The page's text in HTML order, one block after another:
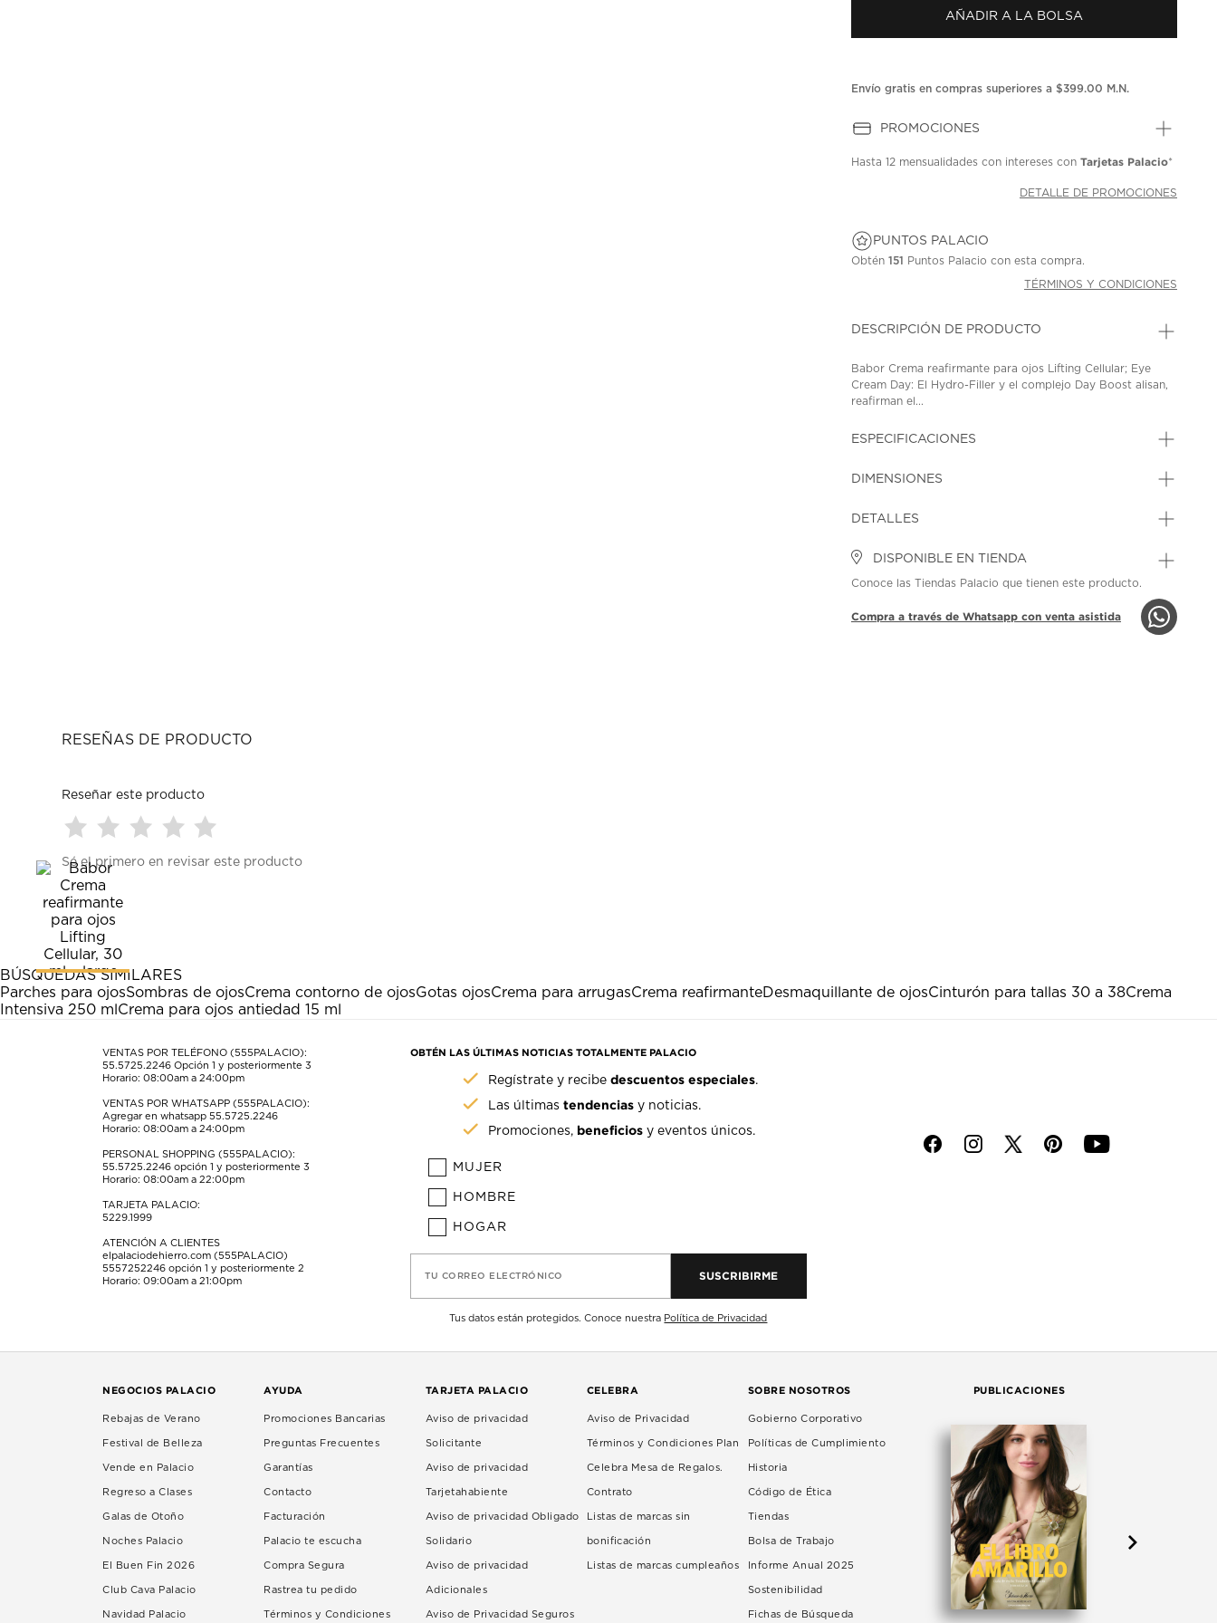
en
la
AÑADIR A LA BOLSA
Envío gratis en compras superiores a $399.00 M.N.
PROMOCIONES
Hasta12 mensualidades con intereses conTarjetas Palacio*
DETALLE DE PROMOCIONES
PUNTOS PALACIO
Obtén151 Puntos Palacio con esta compra.
TÉRMINOS Y CONDICIONES
DESCRIPCIÓN DE PRODUCTO
Babor Crema reafirmante para ojos Lifting Cellular; Eye
Cream Day: El Hydro-Filler y el complejo Day Boost alisan,
reafirman el...
ESPECIFICACIONES
DIMENSIONES
DETALLES
DISPONIBLE EN TIENDA
Conoce las Tiendas Palacio que tienen este producto.
Compra a través de Whatsapp con venta asistida
RESEÑAS DE PRODUCTO
Reseñar este producto
para
calificar
el
artículo
con
1
estrella
Esta
acción
abrirá
formulario
para
calificar
el
artículo
con
2
estrellas.
Esta
acción
abrirá
formulario
de
para
estrellas.
Esta
acción
abrirá
formulario
de
para
estrellas.
Esta
acción
abrirá
formulario
de
para
Esta
acción
abrirá
formulario
de
envío.
Sé el primero en revisar este producto
BÚSQUEDAS SIMILARES
Parches para ojosSombras de ojosCrema contorno de ojosGotas ojosCrema para arrugasCrema reafirmanteDesmaquillante de ojosCinturón para tallas 30 a 38Crema
Intensiva 250 ml Crema para ojos antiedad 15 ml
VENTAS POR TELÉFONO (555PALACIO):
55.5725.2246 Opción 1 y posteriormente 3
Horario: 08:00am a 24:00pm
VENTAS POR WHATSAPP (555PALACIO):
Agregar en whatsapp 55.5725.2246
Horario: 08:00am a 24:00pm
PERSONAL SHOPPING (555PALACIO):
55.5725.2246 opción 1 y posteriormente 3
Horario: 08:00am a 22:00pm
TARJETA PALACIO:
5229.1999
ATENCIÓN A CLIENTES
elpalaciodehierro.com (555PALACIO)
5557252246 opción 1 y posteriormente 2
Horario: 09:00am a 21:00pm
OBTÉN LAS ÚLTIMAS NOTICIAS TOTALMENTE PALACIO
Regístrate y recibedescuentos especiales.
Las últimastendencias y noticias.
Promociones, beneficios y eventos únicos.
MUJER
HOMBRE
HOGAR
TU CORREO ELECTRÓNICO SUSCRIBIRME
Tus datos están protegidos. Conoce nuestra Política de Privacidad
f i p y
NEGOCIOS PALACIO
Rebajas de Verano
Festival de Belleza
Vende en Palacio
Regreso a Clases
Galas de Otoño
Noches Palacio
El Buen Fin 2026
Club Cava Palacio
Navidad Palacio
AYUDA
Promociones Bancarias
Preguntas Frecuentes
Garantías
Contacto
Facturación
Palacio te escucha
Compra Segura
Rastrea tu pedido
Términos y Condiciones
TARJETA PALACIO
Aviso de privacidad
Solicitante
Aviso de privacidad
Tarjetahabiente
Aviso de privacidad Obligado
Solidario
Aviso de privacidad
Adicionales
Aviso de Privacidad Seguros
CELEBRA
Aviso de Privacidad
Términos y Condiciones Plan
Celebra Mesa de Regalos.
Contrato
Listas de marcas sin
bonificación
Listas de marcas cumpleaños
SOBRE NOSOTROS
Gobierno Corporativo
Políticas de Cumplimiento
Historia
Código de Ética
Tiendas
Bolsa de Trabajo
Informe Anual 2025
Sostenibilidad
Fichas de Búsqueda
PUBLICACIONES